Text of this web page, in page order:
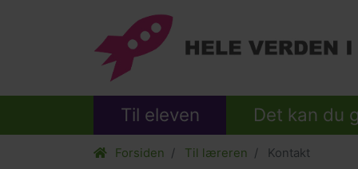
Til eleven Det kan du
Forsiden Til læreren Kontakt